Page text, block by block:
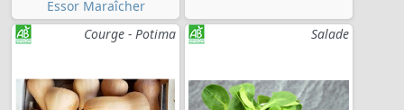
Essor Maraîcher
Courge - Potima
Salade